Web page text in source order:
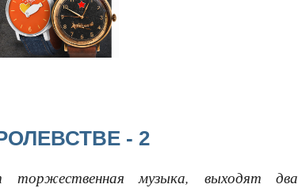
- 2
торжественная музыка, выходят два